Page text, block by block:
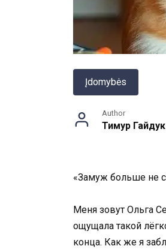
Įdomybės
Author
Тимур Гайдук
«Замуж больше не
Меня зовут Ольга
ощущала такой
конца. Как же я